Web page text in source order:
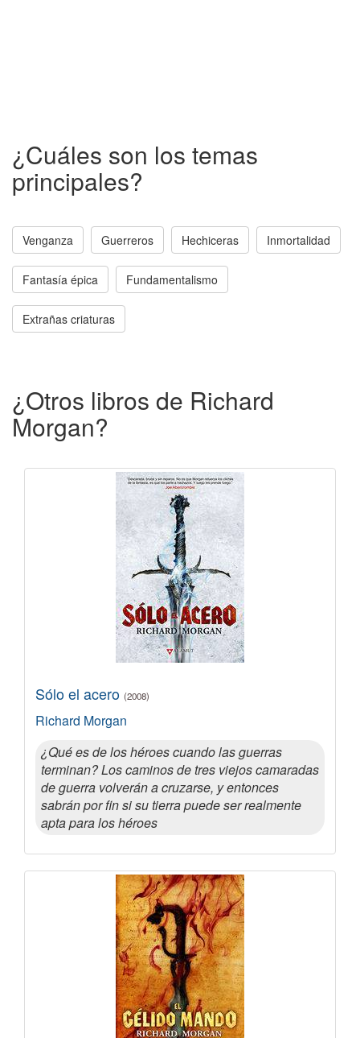
¿Cuáles son los temas
principales?
Venganza Guerreros Hechiceras Inmortalidad
Fantasía épica Fundamentalismo
Extrañas criaturas
¿Otros libros de Richard
Morgan?
Sólo el acero (2008)
Richard Morgan
¿Qué es de los héroes cuando las guerras
terminan? Los caminos de tres viejos camaradas
de guerra volverán a cruzarse, y entonces
sabrán por fin si su tierra puede ser realmente
apta para los héroes